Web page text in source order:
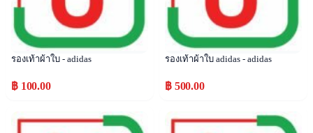
รองเท้าผ้าใบ - adidas
฿ 100.00
รองเท้าผ้าใบ adidas - adidas
฿ 500.00
Popular Popular